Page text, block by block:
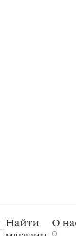
Найти
О